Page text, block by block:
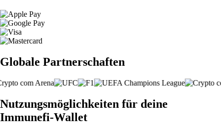
Globale Partnerschaften
Nutzungsmöglichkeiten für deine
Immunefi-Wallet